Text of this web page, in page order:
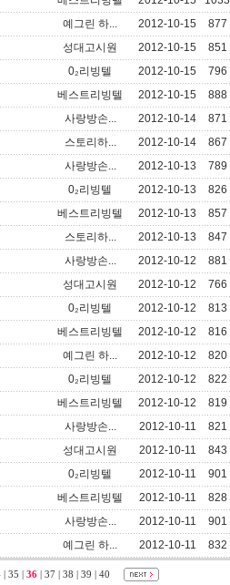
예그린 하... 2012-10-15
877
성대고시원 2012-10-15
851
0₂리빙텔 2012-10-15
796
베스트리빙텔 2012-10-15
888
사랑방손... 2012-10-14
871
스토리하... 2012-10-14
867
사랑방손... 2012-10-13
789
0₂리빙텔 2012-10-13
826
베스트리빙텔 2012-10-13
857
스토리하... 2012-10-13
847
사랑방손... 2012-10-12
881
성대고시원 2012-10-12
766
0₂리빙텔 2012-10-12
813
베스트리빙텔 2012-10-12
816
예그린 하... 2012-10-12
820
0₂리빙텔 2012-10-12
822
베스트리빙텔 2012-10-12
819
사랑방손... 2012-10-11
821
성대고시원 2012-10-11
843
0₂리빙텔 2012-10-11
901
베스트리빙텔 2012-10-11
828
사랑방손... 2012-10-11
901
예그린 하... 2012-10-11 832
| 35 36| 37| 38 39 40